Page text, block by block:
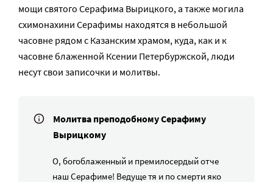
мощи святого Серафима Вырицкого, а также могила
схимонахини Серафимы находятся в небольшой
часовне рядом с Казанским храмом, куда, как и к
часовне блаженной Ксении Петербуржской, люди
несут свои записочки и молитвы.
Молитва преподобному Серафиму
Вырицкому
О, богоблаженный и премилосердый отче
наш Серафиме! Ведуще тя и по смерти яко